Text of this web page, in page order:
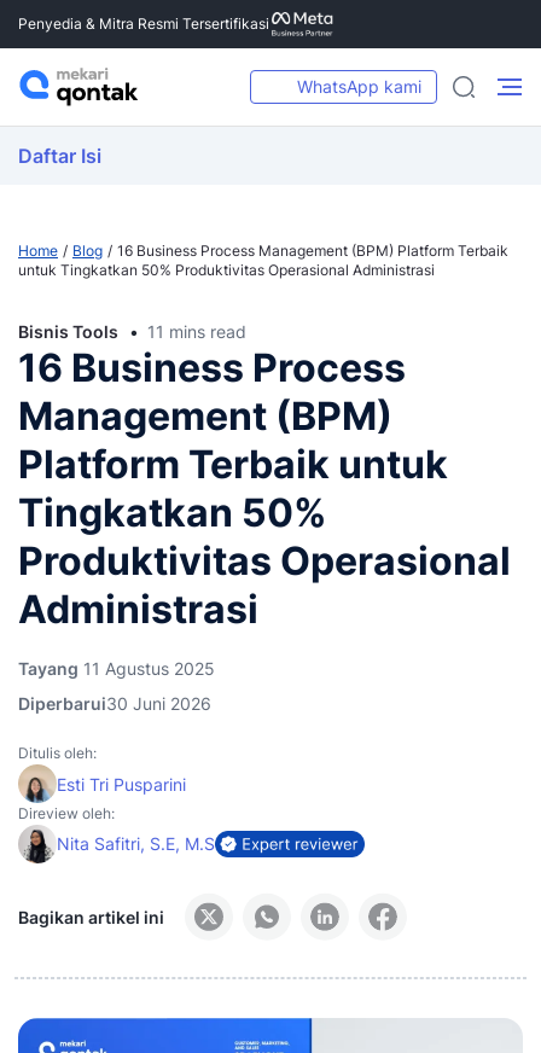
Penyedia & Mitra Resmi Tersertifikasi
WhatsApp kami
Daftar Isi
Home Blog
16 Business Process Management (BPM) Platform Terbaik
untuk Tingkatkan 50% Produktivitas Operasional Administrasi
Bisnis Tools 11 mins read
16 Business Process
Management (BPM)
Platform Terbaik untuk
Tingkatkan 50%
Produktivitas Operasional
Administrasi
Tayang 11 Agustus 2025
Diperbarui30 Juni 2026
Ditulis oleh:
Esti Tri Pusparini
Direview oleh:
Nita Safitri, S.E, M.S
Bagikan artikel ini